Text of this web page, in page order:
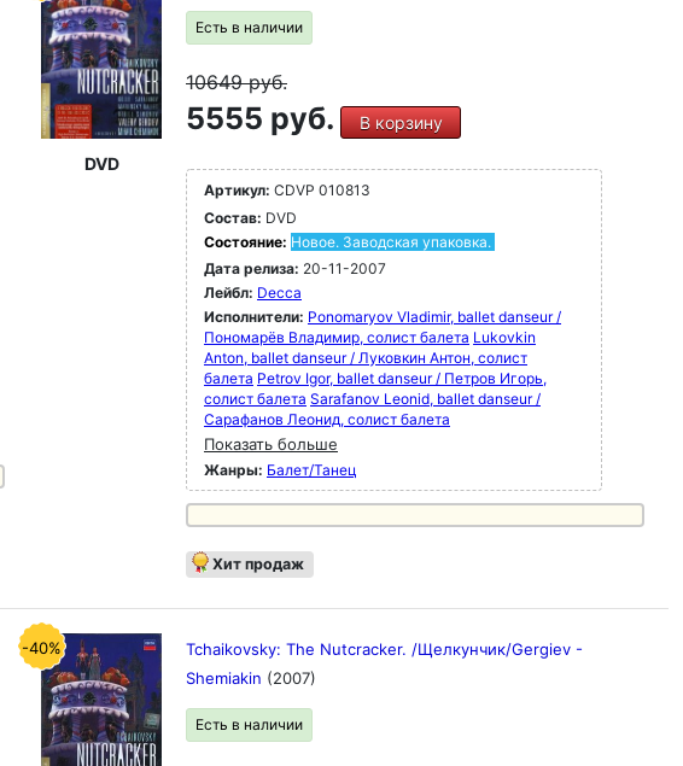
DVD
Есть в наличии
10649руб.
5555 руб. В корзину
Артикул: CDVP 010813
Состав: DVD
Состояние: Новое. Заводская упаковка.
Дата релиза: 20-11-2007
Лейбл: Decca
Исполнители: Ponomaryov Vladimir, ballet danseur /
Пономарёв Владимир, солист балета Lukovkin
Anton, ballet danseur / Луковкин Антон, солист
балета Petrov Igor, ballet danseur / Петров Игорь,
солист балета Sarafanov Leonid, ballet danseur /
Сарафанов Леонид, солист балета
Показать больше
Жанры: Балет/Танец
Хит продаж
-40%
Tchaikovsky: The Nutcracker. /Щелкунчик/Gergiev -
Shemiakin (2007)
Есть в наличии